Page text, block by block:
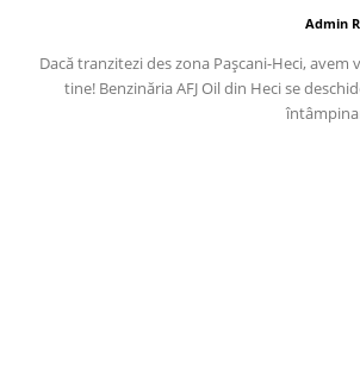
Admin
Dacă tranzitezi des zona Pașcani-Heci,
tine! Benzinăria AFJ Oil din Heci se